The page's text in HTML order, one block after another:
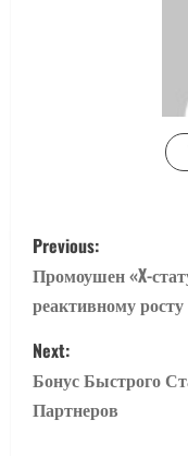
P
o
s
t
n
Previous:
Промоушен «X-
реактивному росту
Next:
Бонус Быстрого
Партнеров